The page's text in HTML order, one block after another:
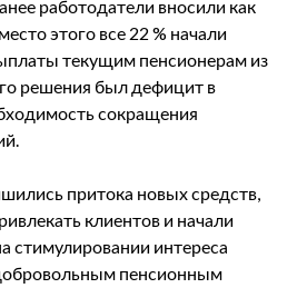
работодатели вносили как
этого все 22 % начали
текущим пенсионерам из
решения был дефицит в
сокращения
притока новых средств,
клиентов и начали
стимулировании интереса
пенсионным